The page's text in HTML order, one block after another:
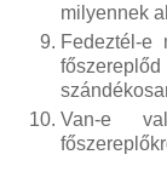
milyennek
Fedeztél-
Van-e